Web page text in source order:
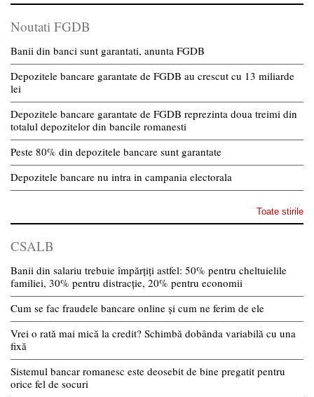
Noutati FGDB
Banii din banci sunt garantati, anunta FGDB
Depozitele bancare garantate de FGDB au crescut cu 13 miliarde
lei
Depozitele bancare garantate de FGDB reprezinta doua treimi din
totalul depozitelor din bancile romanesti
Peste 80% din depozitele bancare sunt garantate
Depozitele bancare nu intra in campania electorala
Toate stirile
CSALB
Banii din salariu trebuie împărțiți astfel: 50% pentru cheltuielile
familiei, 30% pentru distracție, 20% pentru economii
Cum se fac fraudele bancare online și cum ne ferim de ele
Vrei o rată mai mică la credit? Schimbă dobânda variabilă cu una
fixă
Sistemul bancar romanesc este deosebit de bine pregatit pentru
orice fel de socuri